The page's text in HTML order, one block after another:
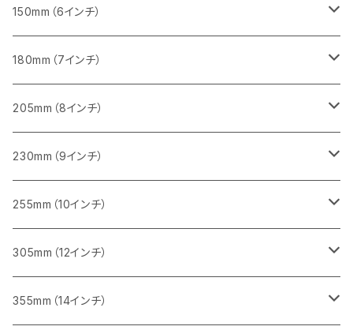
セグメント（特殊凸凹加工チップ）
セグメントタイプ
一般道路カッター用
355ｍｍ（14インチ）
一般道路カッター用
405mm（16インチ）
一般道路カッター用
455ｍｍ（18インチ）
一般道路カッター用
みかげ石（御影石）切断用
コンクリート切断用
ブロック切断用
レンガ切断用
インターロッキング切断用
鋳鉄管切断用
ヒューム管・U字溝切断用
タイル切断用
みかげ石（御影石）切断用
コンクリート切断用
ブロック切断用
レンガ切断用
インターロッキング切断用
鋳鉄管切断用
150mm（6インチ）
みかげ石（御影石）切断用
コンクリート切断用
ブロック切断用
レンガ切断用
インターロッキング切断用
鋳鉄管切断用
180mm（7インチ）
みかげ石（御影石）切断用
コンクリート切断用
ブロック切断用
レンガ切断用
インターロッキング切断用
205mm（8インチ）
みかげ石（御影石）切断用
コンクリート切断用
ブロック切断用
レンガ切断用
230mm（9インチ）
みかげ石（御影石）切断用
コンクリート切断用
ブロック切断用
255mm（10インチ）
コンクリート切断用
一般道路カッター用
ブロック切断用
305mm（12インチ）
みかげ石（御影石）切断用
355mm（14インチ）